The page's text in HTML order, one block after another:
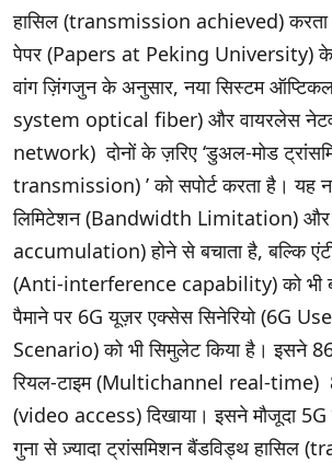
हासिल (transmission achieved) करता
पेपर (Papers at Peking University)
वांग ज़िंगजुन के अनुसार, नया सिस्टम
system optical fiber) और वायरलेस
network) दोनों के ज़रिए ‘डुअल-मोड
transmission) ’ को सपोर्ट करता है। यह
लिमिटेशन (Bandwidth Limitation) और
accumulation) होने से बचाता है, बल्कि
(Anti-interference capability) को भी
पैमाने पर 6G यूज़र एक्सेस सिनेरियो (6G
Scenario) को भी सिमुलेट किया है। इसने
रियल-टाइम (Multichannel real-time)
(video access) दिखाया। इसने मौजूदा
गुना से ज़्यादा ट्रांसमिशन बैंडविड्थ हासिल